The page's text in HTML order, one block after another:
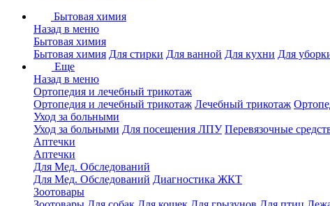
Бытовая химия
Назад в меню
Бытовая химия
Бытовая химия Для стирки Для ванной Для кухни Для
Еще
Назад в меню
Ортопедия и лечебный трикотаж
Ортопедия и лечебный трикотаж Лечебный трикотаж
Уход за больными
Уход за больными Для посещения ЛПУ Перевязочные
Аптечки
Аптечки
Для Мед. Обследований
Для Мед. Обследований Диагностика ЖКТ
Зоотовары